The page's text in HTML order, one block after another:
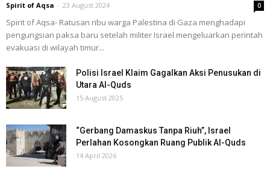
Spirit of Aqsa - 23 August 2024 0
Spirit of Aqsa- Ratusan ribu warga Palestina di Gaza menghadapi
pengungsian paksa baru setelah militer Israel mengeluarkan perintah
evakuasi di wilayah timur...
Polisi Israel Klaim Gagalkan Aksi Penusukan di
Utara Al-Quds
15 August 2025
“Gerbang Damaskus Tanpa Riuh”, Israel
Perlahan Kosongkan Ruang Publik Al-Quds
14 April 2026